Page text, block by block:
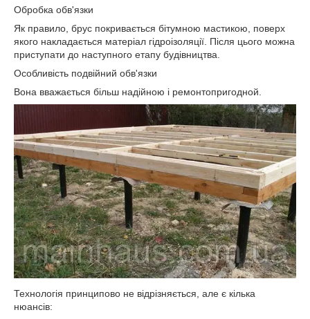
Обробка обв'язки
Як правило, брус покривається бітумною мастикою, поверх
якого накладається матеріал гідроізоляції. Після цього можна
приступати до наступного етапу будівництва.
Особливість подвійний обв'язки
Вона вважається більш надійною і ремонтопригодной.
Технологія принципово не відрізняється, але є кілька
нюансів: